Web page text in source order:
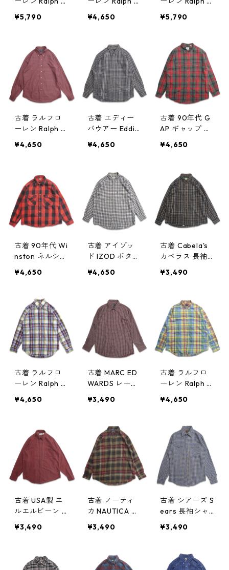
ウンシャツ 長
ガムチェック
表記：L gd40
8703n w6030
6
¥5,790
ウンシャツ 長
ック 表記：L
gd408702n w
60306
¥4,650
ウンシャツ 長
ポイント チェ
ック 表記：L
gd408681n w6
0304
¥5,790
古着 ラルフロ
ーレン Ralph L
ウンシャツ 長
ック 表記：16 3
4/35 gd4086
80n w60304
¥4,650
古着 エディー
バウアー Eddie
ウンシャツ 長
ック 表記：L
gd408646n w6
0228
¥4,650
古着 90年代 G
AP ギャップ OL
ドギャップ 長
ック 表記：XL
gd408645n
w60228
¥4,650
古着 90年代 Wi
nston ネルシャ
長袖シャツ バ
ック レッド ブ
ラック 表記：L
gd408611n w
60224
¥4,650
古着 アイゾッ
ド IZOD ボタン
長袖シャツ チ
gd408610n
w60224
¥4,650
古着 Cabela's
カベラス 長袖
ダウンシャツ
ツ チェック 表
記：XL gd40
8598n w60221
¥3,490
古着 ラルフロ
ーレン Ralph L
ウンシャツ 長
ック 表記：S
gd408587n w6
0219
¥4,650
古着 MARC ED
WARDS レーヨ
ャツ チェック
8586n w60219
¥3,490
古着 ラルフロ
ーレン Ralph L
ウンシャツ チ
記：XXL gd4
08576n w6021
¥4,650
古着 USA製 エ
ルエルビーン L.
ダウンシャツ
ェック 表記：M
gd408563n
¥3,490
古着 ノーティ
カ NAUTICA 長
ンダウンシャツ
記：L gd408
562n w60217
¥3,490
古着 シアーズ S
ears 長袖シャ
記：X-TALL M
w60131
¥3,490